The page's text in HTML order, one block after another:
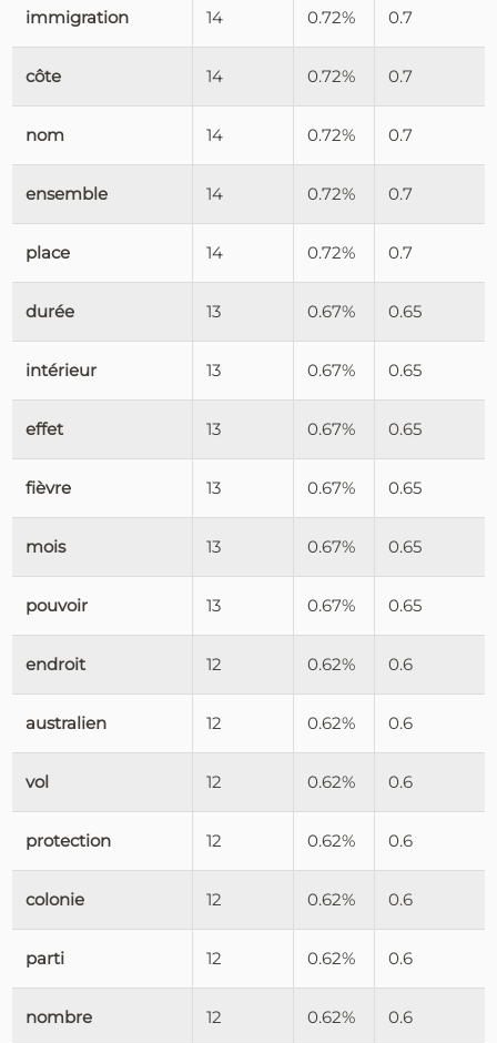
immigration 14 0.72% 0.7
côte 14 0.72% 0.7
nom 14 0.72% 0.7
ensemble 14 0.72% 0.7
place 14 0.72% 0.7
durée 13 0.67% 0.65
intérieur 13 0.67% 0.65
effet 13 0.67% 0.65
fièvre 13 0.67% 0.65
mois 13 0.67% 0.65
pouvoir 13 0.67% 0.65
endroit 12 0.62% 0.6
australien 12 0.62% 0.6
vol 12 0.62% 0.6
protection 12 0.62% 0.6
colonie 12 0.62% 0.6
parti 12 0.62% 0.6
nombre 12 0.62% 0.6